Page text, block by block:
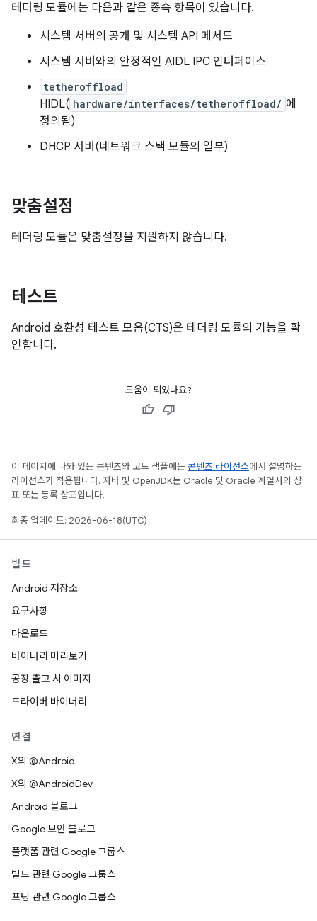
테더링 모듈에는 다음과 같은 종속 항목이 있습니다.
시스템 서버의 공개 및 시스템 API 메서드
시스템 서버와의 안정적인 AIDL IPC 인터페이스
tetheroffload
HIDL( hardware/interfaces/tetheroffload/ 에
정의됨)
DHCP 서버(네트워크 스택 모듈의 일부)
맞춤설정
테더링 모듈은 맞춤설정을 지원하지 않습니다.
테스트
Android 호환성 테스트 모음(CTS)은 테더링 모듈의 기능을 확
인합니다.
도움이 되었나요?
이 페이지에 나와 있는 콘텐츠와 코드 샘플에는 콘텐츠 라이선스에서 설명하는
라이선스가 적용됩니다. 자바 및 OpenJDK는 Oracle 및 Oracle 계열사의 상
표 또는 등록 상표입니다.
최종 업데이트: 2026-06-18(UTC)
빌드
Android 저장소
요구사항
다운로드
바이너리 미리보기
공장 출고 시 이미지
드라이버 바이너리
연결
X의 @Android
X의 @AndroidDev
Android 블로그
Google 보안 블로그
플랫폼 관련 Google 그룹스
빌드 관련 Google 그룹스
포팅 관련 Google 그룹스